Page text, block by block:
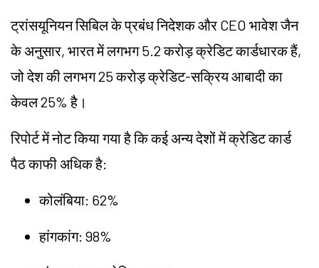
ट्रांसयूनियन सिबिल के प्रबंध निदेशक और CEO भावेश जैन
के अनुसार, भारत में लगभग 5.2 करोड़ क्रेडिट कार्डधारक हैं,
जो देश की लगभग 25 करोड़ क्रेडिट-सक्रिय आबादी का
केवल 25% है।
रिपोर्ट में नोट किया गया है कि कई अन्य देशों में क्रेडिट कार्ड
पैठ काफी अधिक है:
कोलंबिया: 62%
हांगकांग: 98%